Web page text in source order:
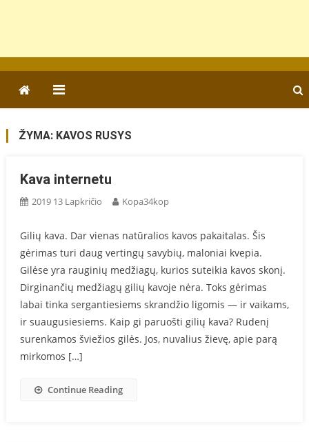
ŽYMA: KAVOS RUSYS
Kava internetu
2019 13 Lapkričio Kopa34kop
Gilių kava. Dar vienas natūralios kavos pakaitalas. Šis
gėrimas turi daug vertingų savybių, maloniai kvepia.
Gilėse yra rauginių medžiagų, kurios suteikia kavos skonį.
Dirginančių medžiagų gilių kavoje nėra. Toks gėrimas
labai tinka sergantiesiems skrandžio ligomis — ir vaikams,
ir suaugusiesiems. Kaip gi paruošti gilių kava? Rudenį
surenkamos šviežios gilės. Jos, nuvalius žievę, apie parą
mirkomos […]
Continue Reading